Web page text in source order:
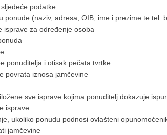
podatke:
ponude (naziv, adresa, OIB, ime i prezime te tel.
isprave za određenje osoba
ponuditelja i otisak pečata tvrtke
povrata iznosa jamčevine
sve isprave kojima ponuditelj dokazuje
isprave
ukoliko ponudu podnosi ovlašteni
jamčevine